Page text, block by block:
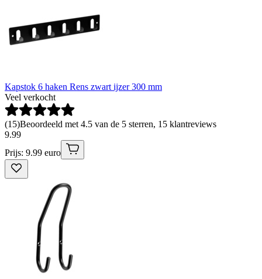
Kapstok 6 haken Rens zwart ijzer 300 mm
Veel verkocht
(15)Beoordeeld met 4.5 van de 5 sterren, 15 klantreviews
9.99
Prijs: 9.99 euro